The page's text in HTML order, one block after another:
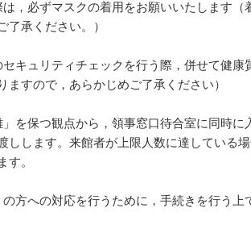
，必ずマスクの着用をお願いいたします（
了承ください。）
キュリティチェックを行う際，併せて健康
ますので，あらかじめご了承ください）
を保つ観点から，領事窓口待合室に同時に
しします。来館者が上限人数に達している
す。
方への対応を行うために，手続きを行う上